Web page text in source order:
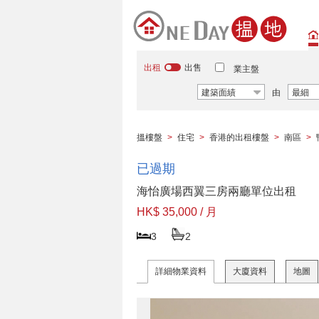
出租 出售 業主盤
建築面績 由 最細
搵樓盤 > 住宅 > 香港的出租樓盤 > 南區 >
已過期
海怡廣場西翼三房兩廳單位出租
HK$ 35,000 / 月
3 2
詳細物業資料 大廈資料 地圖